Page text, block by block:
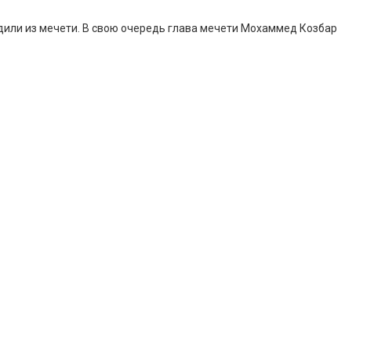
из мечети. В свою очередь глава мечети Мохаммед Козбар